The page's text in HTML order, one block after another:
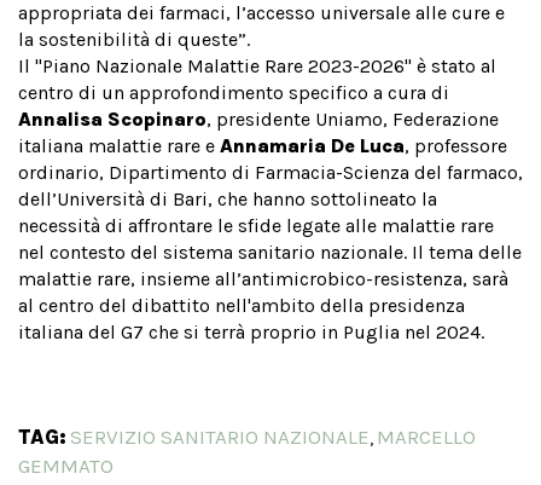
appropriata dei farmaci, l’accesso universale alle cure e
la sostenibilità di queste”.
Il "Piano Nazionale Malattie Rare 2023-2026" è stato al
centro di un approfondimento specifico a cura di
Annalisa Scopinaro, presidente Uniamo, Federazione
italiana malattie rare e Annamaria De Luca, professore
ordinario, Dipartimento di Farmacia-Scienza del farmaco,
dell’Università di Bari, che hanno sottolineato la
necessità di affrontare le sfide legate alle malattie rare
nel contesto del sistema sanitario nazionale. Il tema delle
malattie rare, insieme all’antimicrobico-resistenza, sarà
al centro del dibattito nell'ambito della presidenza
italiana del G7 che si terrà proprio in Puglia nel 2024.
TAG: SERVIZIO SANITARIO NAZIONALE, MARCELLO
GEMMATO